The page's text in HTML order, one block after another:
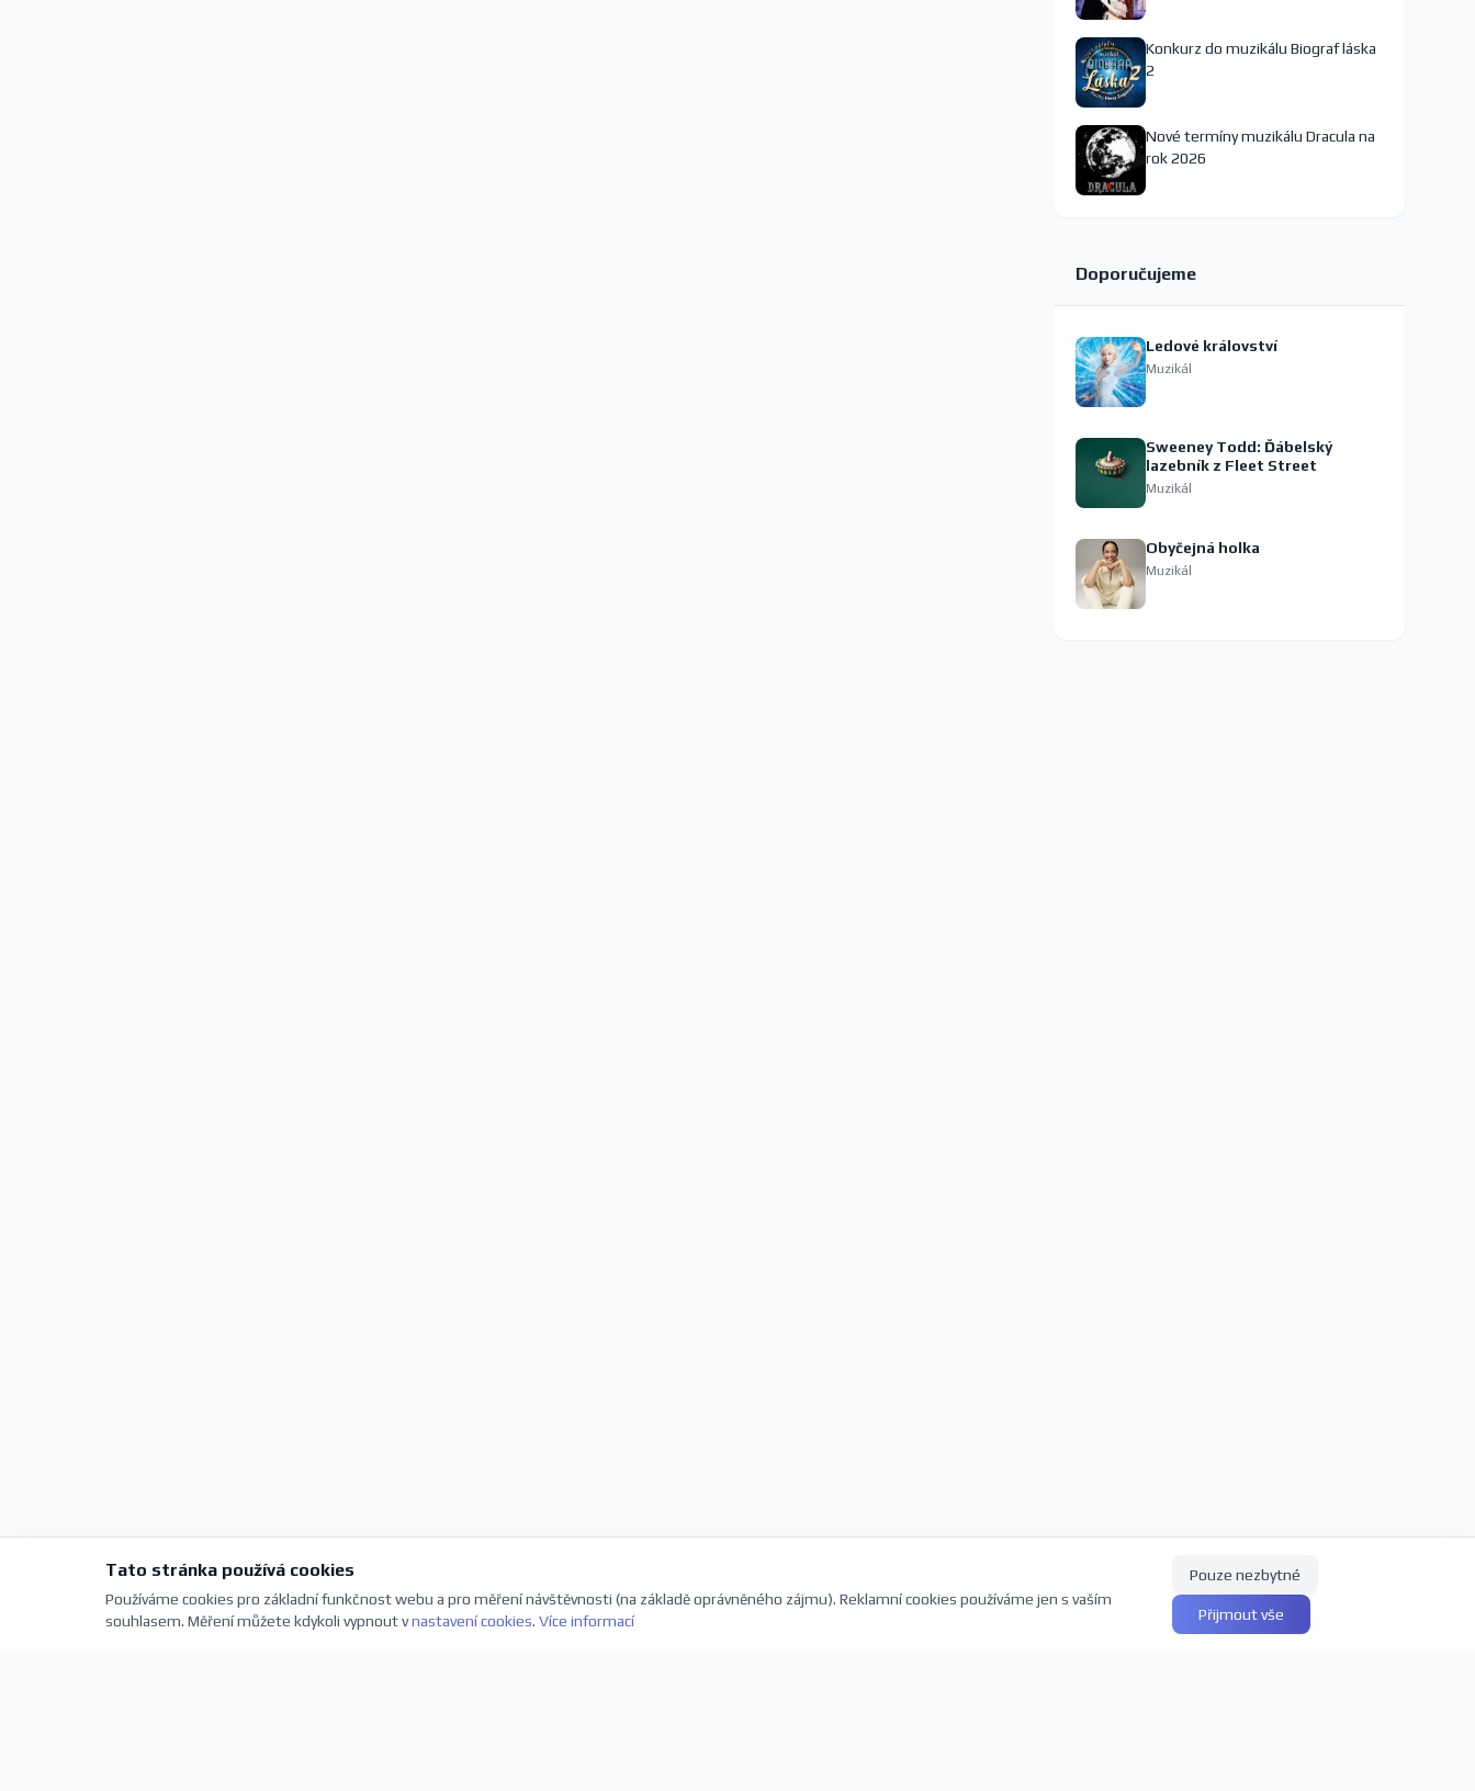
Konkurz do muzikálu Biograf láska
2
Nové termíny muzikálu Dracula na
rok 2026
Doporučujeme
Ledové království
Muzikál
Sweeney Todd: Ďábelský
lazebník z Fleet Street
Muzikál
Obyčejná holka
Muzikál
Tato stránka používá cookies
Používáme cookies pro základní funkčnost webu a pro měření návštěvnosti (na základě oprávněného zájmu). Reklamní cookies používáme jen s vaším
souhlasem. Měření můžete kdykoli vypnout vnastavení cookies. Více informací
Pouze nezbytné
Přijmout vše